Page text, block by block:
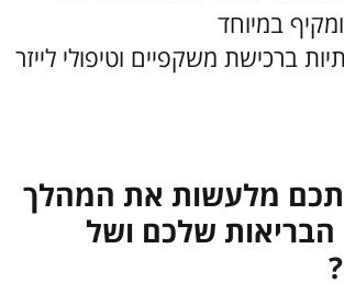
במיוחד
ברכישת משקפיים וטיפולי לייזר
מלעשות את המהלך
הבריאות שלכם ושל